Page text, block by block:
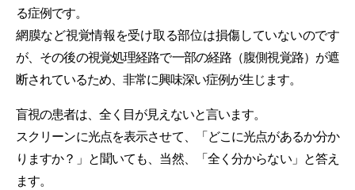
る症例です。
網膜など視覚情報を受け取る部位は損傷していないのです
が、その後の視覚処理経路で一部の経路（腹側視覚路）が遮
断されているため、非常に興味深い症例が生じます。
盲視の患者は、全く目が見えないと言います。
スクリーンに光点を表示させて、「どこに光点があるか分か
りますか？」と聞いても、当然、「全く分からない」と答え
ます。